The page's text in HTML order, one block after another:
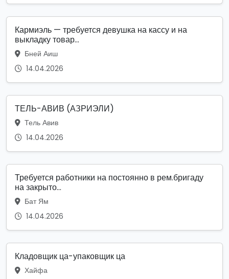
Кармиэль — требуется девушка на кассу и на
выкладку товар...
Бней Аиш
14.04.2026
ТЕЛЬ-АВИВ (АЗРИЭЛИ)
Тель Авив
14.04.2026
Требуется работники на постоянно в рем.бригаду
на закрыто...
Бат Ям
14.04.2026
Кладовщик ца-упаковщик ца
Хайфа